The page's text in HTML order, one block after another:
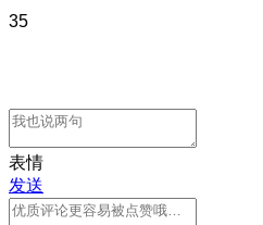
35
表情
发送